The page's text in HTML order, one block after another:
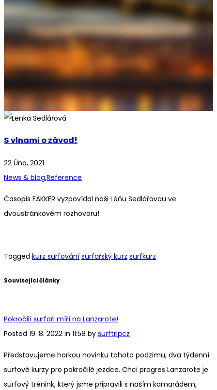
S vlnami o závod!
22 Úno, 2021
News & blog,Reference
Časopis FAKKER vyzpovídal naši Léňu Sedlářovou ve
dvoustránkovém rozhovoru!
Tagged kurz surfování surfařský kurz surfkurz
Související články
Pokročilí surfaři míří na Lanzarote!
Posted 19. 8. 2022 in 11:58 by surftripcz
Představujeme horkou novinku tohoto podzimu, dva týdenní
surfové kurzy pro pokročilé jezdce. Chci progres Lanzarote je
surfový trénink, který jsme připravili s naším kamarádem,